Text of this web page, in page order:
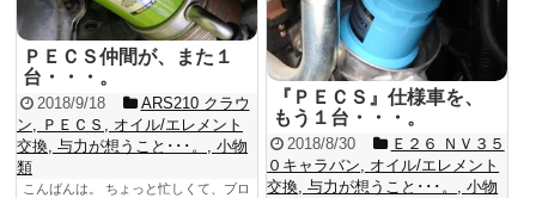
ＰＥＣＳ仲間が、また１
台・・・。
2018/9/18
ARS210 クラウ
ン, ＰＥＣＳ , オイル/エレメント
交換, 与力が想うこと･･･。 , 小物
類
こんばんは。 ちょっと忙しくて、ブロ
『ＰＥＣＳ』仕様車を、
もう１台・・・。
2018/8/30
Ｅ２６ ＮＶ３５
０キャラバン, オイル/エレメント
交換,与力が想うこと･･･。 ,小物